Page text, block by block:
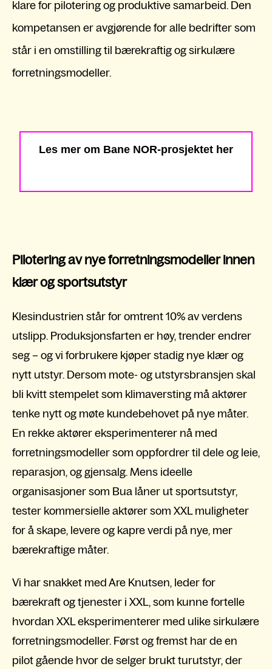
klare for pilotering og produktive samarbeid. Den
kompetansen er avgjørende for alle bedrifter som
står i en omstilling til bærekraftig og sirkulære
forretningsmodeller.
Les mer om Bane NOR-prosjektet her
Pilotering av nye forretningsmodeller innen
klær og sportsutstyr
Klesindustrien står for omtrent 10% av verdens
utslipp. Produksjonsfarten er høy, trender endrer
seg – og vi forbrukere kjøper stadig nye klær og
nytt utstyr. Dersom mote- og utstyrsbransjen skal
bli kvitt stempelet som klimaversting må aktører
tenke nytt og møte kundebehovet på nye måter.
En rekke aktører eksperimenterer nå med
forretningsmodeller som oppfordrer til dele og leie,
reparasjon, og gjensalg. Mens ideelle
organisasjoner som Bua låner ut sportsutstyr,
tester kommersielle aktører som XXL muligheter
for å skape, levere og kapre verdi på nye, mer
bærekraftige måter.
Vi har snakket med Are Knutsen, leder for
bærekraft og tjenester i XXL, som kunne fortelle
hvordan XXL eksperimenterer med ulike sirkulære
forretningsmodeller. Først og fremst har de en
pilot gående hvor de selger brukt turutstyr, der